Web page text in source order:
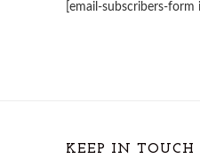
[email-subscribers-form
KEEP IN TOUCH